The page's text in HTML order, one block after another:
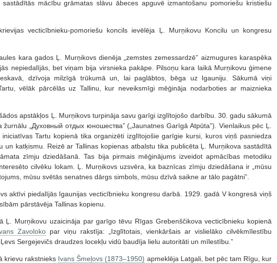
sastādītās mācību grāmatas slāvu ābeces apguvē izmantošanu pomoriešu kristiešu
vecticībnieku-pomoriešu koncils ievēlēja Ļ. Murņikovu Koncilu un kongresu
kara gados Ļ. Murņikovs dienēja „zemstes zemessardzē” aizmugures karaspēka
nepiedalījās, bet viņam bija virsnieka pakāpe. Pilsoņu kara laikā Murņikovu ģimene
dzīvoja milzīgā trūkumā un, lai paglābtos, bēga uz Igauniju. Sākumā viņi
vēlāk pārcēlās uz Tallinu, kur neveiksmīgi mēģināja nodarboties ar maiznieka
apstākļos Ļ. Murņikovs turpināja savu garīgi izglītojošo darbību. 30. gadu sākumā
žurnālu „Духовный отдых юношества” („Jaunatnes Garīgā Atpūta”). Vienlaikus pēc Ļ.
iniciatīvas Tartu kopienā tika organizēti izglītojošie garīgie kursi, kuros viņš pasniedza
un katķismu. Reizē ar Tallinas kopienas atbalstu tika publicēta Ļ. Murņikova sastādītā
zīmju dziedāšanā. Tas bija pirmais mēģinājums izveidot apmācības metodiku
cilvēku lokam. Ļ. Murņikovs uzsvēra, ka baznīcas zīmju dziedāšana ir „mūsu
mūsu svētās senatnes dārgs simbols, mūsu dzīvā saikne ar tālo pagātni”.
aktīvi piedalījās Igaunijas vecticībnieku kongresu darbā. 1929. gadā V kongresā viņš
pārstāvēja Tallinas kopienu.
Ļ. Murņikovu uzaicināja par garīgo tēvu Rīgas Grebenščikova vecticībnieku kopienā
Zavoloko par viņu rakstīja: „Izglītotais, vienkāršais ar vislielāko cilvēkmīlestību
Sergejevičs draudzes locekļu vidū baudīja lielu autoritāti un mīlestību.”
krievu rakstnieks Ivans Šmeļovs (1873–1950) apmeklēja Latgali, bet pēc tam Rīgu, kur